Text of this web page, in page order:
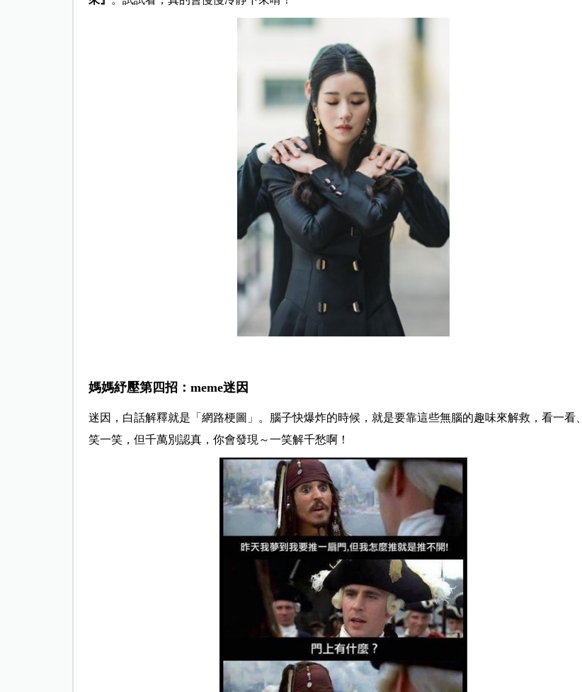
媽媽紓壓第四招：meme迷因
迷因，白話解釋就是「網路梗圖」。腦子快爆炸的時候，就是要靠這些無腦的趣味來解救，看一看、
笑一笑，但千萬別認真，你會發現～一笑解千愁啊！